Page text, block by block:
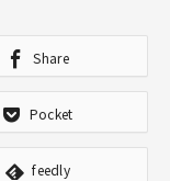
Share
Pocket
feedly